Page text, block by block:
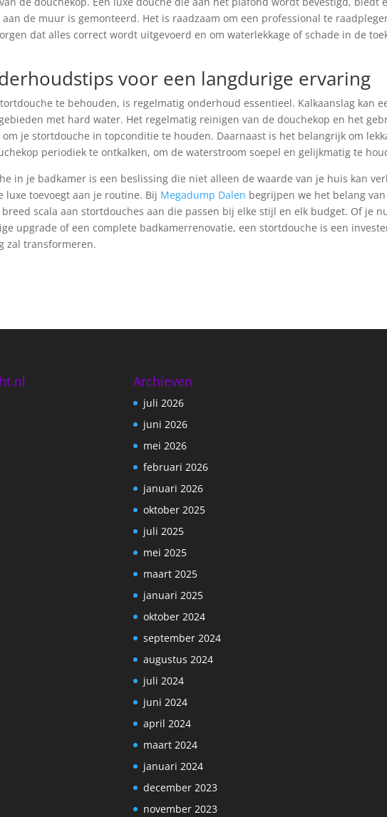
de muur is gemonteerd. Het is raadzaam om een professional te
dat alles correct wordt uitgevoerd en om waterlekkage of schade in de
voor een langdurige ervaring
te behouden, is regelmatig onderhoud essentieel. Kalkaanslag kan
met hard water. Het regelmatig reinigen van de douchekop en het
je stortdouche in topconditie te houden. Daarnaast is het belangrijk om
periodiek te ontkalken, om de waterstroom soepel en gelijkmatig te
in je badkamer is een beslissing die niet alleen de waarde van je huis kan
luxe toevoegt aan je routine. Bij Megadump Dalen begrijpen we het belang van
scala aan stortdouches aan die passen bij elke stijl en elk budget. Of je
upgrade of een complete badkamerrenovatie, een stortdouche is een
zal transformeren.
Archieven
juli 2026
juni 2026
mei 2026
februari 2026
januari 2026
oktober 2025
juli 2025
mei 2025
maart 2025
januari 2025
oktober 2024
september 2024
augustus 2024
juli 2024
juni 2024
april 2024
maart 2024
januari 2024
december 2023
november 2023